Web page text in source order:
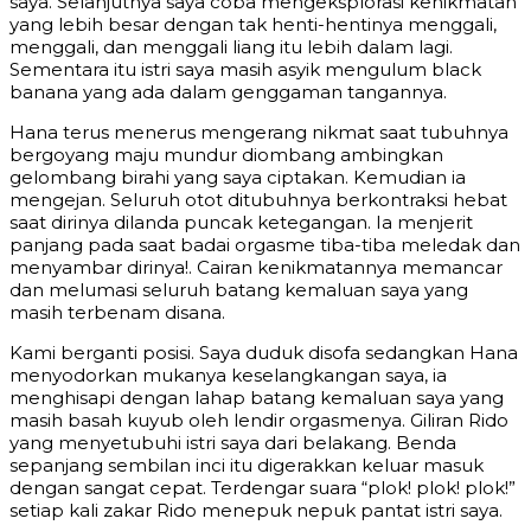
yang lebih besar dengan tak henti-hentinya menggali,
menggali, dan menggali liang itu lebih dalam lagi.
Sementara itu istri saya masih asyik mengulum black
banana yang ada dalam genggaman tangannya.
Hana terus menerus mengerang nikmat saat tubuhnya
bergoyang maju mundur diombang ambingkan
gelombang birahi yang saya ciptakan. Kemudian ia
mengejan. Seluruh otot ditubuhnya berkontraksi hebat
saat dirinya dilanda puncak ketegangan. Ia menjerit
panjang pada saat badai orgasme tiba-tiba meledak dan
menyambar dirinya!. Cairan kenikmatannya memancar
dan melumasi seluruh batang kemaluan saya yang
masih terbenam disana.
Kami berganti posisi. Saya duduk disofa sedangkan Hana
menyodorkan mukanya keselangkangan saya, ia
menghisapi dengan lahap batang kemaluan saya yang
masih basah kuyub oleh lendir orgasmenya. Giliran Rido
yang menyetubuhi istri saya dari belakang. Benda
sepanjang sembilan inci itu digerakkan keluar masuk
dengan sangat cepat. Terdengar suara “plok! plok! plok!”
setiap kali zakar Rido menepuk nepuk pantat istri saya.